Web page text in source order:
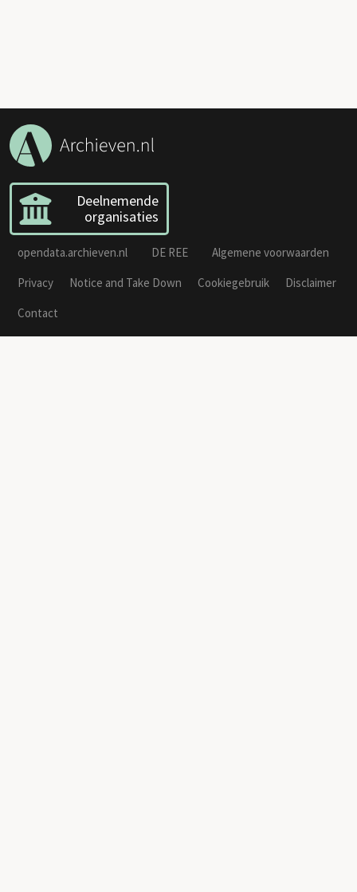
Deelnemende
organisaties
opendata.archieven.nl DE REE
Algemene voorwaarden
Privacy
Notice and Take Down Cookiegebruik
Disclaimer
Contact